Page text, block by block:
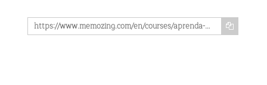
https://www.memozing.com/en/courses/aprenda-tudo-sobre-o-porsche-museeum-em-stuttgart-em-9-licoes-fd19b5cf774c2c3d5aa412b